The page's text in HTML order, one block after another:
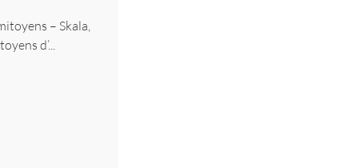
– Skala,
d’...